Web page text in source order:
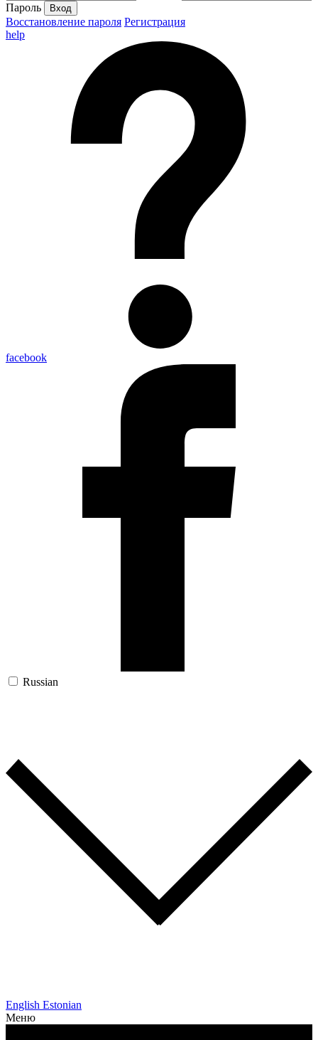
Пароль
Вход
Восстановление пароля Регистрация
help
facebook
Russian
English Estonian
Меню